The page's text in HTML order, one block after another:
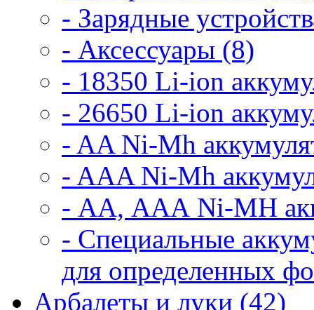
- Зарядные
- Аксессуары (8)
- 18350 Li-ion
- 26650 Li-ion
- AA Ni-Mh
- AAA Ni-Mh
- АА, ААА Ni-MH
- Специальные
для определенных
Арбалеты и луки (42)